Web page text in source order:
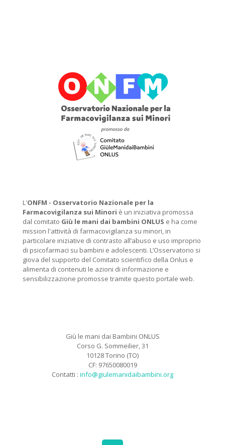
L'ONFM - Osservatorio Nazionale per la
Farmacovigilanza sui Minori è un iniziativa promossa
dal comitato Giù le mani dai bambini ONLUS e ha come
mission l'attività di farmacovigilanza su minori, in
particolare iniziative di contrasto all’abuso e uso improprio
di psicofarmaci su bambini e adolescenti. L’Osservatorio si
giova del supporto del Comitato scientifico della Onlus e
alimenta di contenuti le azioni di informazione e
sensibilizzazione promosse tramite questo portale web.
Giù le mani dai Bambini ONLUS
Corso G. Sommeilier, 31
10128 Torino (TO)
CF: 97650080019
Contatti : info@giulemanidaibambini.org